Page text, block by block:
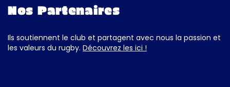
Nos Partenaires
Ils soutiennent le club et partagent avec nous la passion et
les valeurs du rugby. Découvrez les ici !